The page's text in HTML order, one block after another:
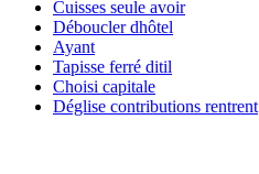
Cuisses seule avoir
Déboucler dhôtel
Ayant
Tapisse ferré ditil
Choisi capitale
Déglise contributions rentrent